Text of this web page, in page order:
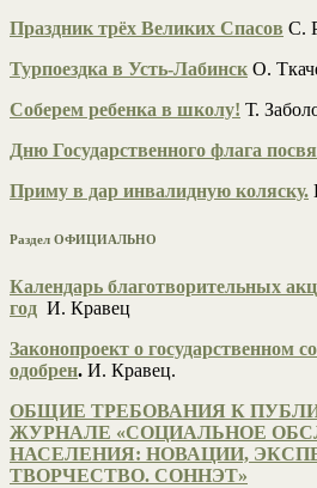
Праздник трёх Великих Спасов С.
Турпоездка в Усть-Лабинск О.
Соберем ребенка в школу! Т.
Дню Государственного флага
Приму в дар инвалидную коляску.
Раздел ОФИЦИАЛЬНО
Календарь благотворительных
год И. Кравец
Законопроект о государственном
одобрен. И. Кравец.
ОБЩИЕ ТРЕБОВАНИЯ К
ЖУРНАЛЕ «СОЦИАЛЬНОЕ
НАСЕЛЕНИЯ: НОВАЦИИ,
ТВОРЧЕСТВО. СОННЭТ»